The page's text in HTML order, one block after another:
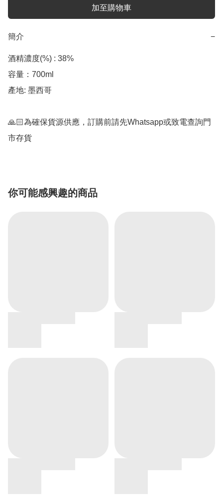
加至購物車
簡介 −
酒精濃度(%) : 38%
容量：700ml
產地: 墨西哥
🙏🏻為確保貨源供應，訂購前請先Whatsapp或致電查詢門
市存貨
你可能感興趣的商品